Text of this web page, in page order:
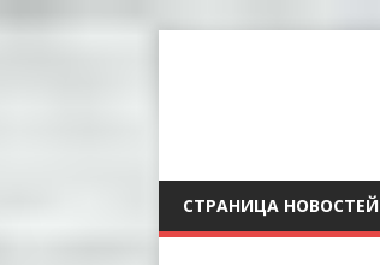
СТРАНИЦА НОВОСТЕЙ